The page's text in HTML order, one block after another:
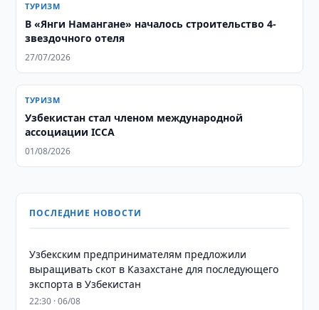
ТУРИЗМ
В «Янги Намангане» началось строительство 4-
звездочного отеля
27/07/2026
ТУРИЗМ
Узбекистан стал членом международной
ассоциации ICCA
01/08/2026
ПОСЛЕДНИЕ НОВОСТИ
Узбекским предпринимателям предложили
выращивать скот в Казахстане для последующего
экспорта в Узбекистан
22:30 · 06/08